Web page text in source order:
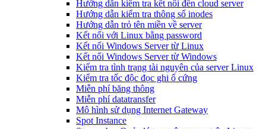
Hướng dẫn kiểm tra kết nối đến cloud server
Hướng dẫn kiểm tra thông số inodes
Hướng dẫn trỏ tên miền về server
Kết nối với Linux bằng password
Kết nối Windows Server từ Linux
Kết nối Windows Server từ Windows
Kiểm tra tình trạng tài nguyên của server Linux
Kiểm tra tốc độc đọc ghi ổ cứng
Miễn phí băng thông
Miễn phí datatransfer
Mô hình sử dụng Internet Gateway
Spot Instance